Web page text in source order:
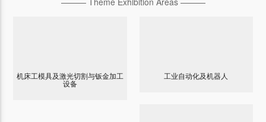
机床工模具及激光切割与钣金加工
设备
工业自动化及机器人